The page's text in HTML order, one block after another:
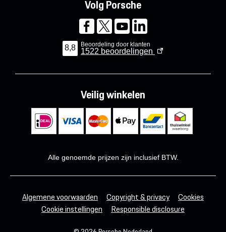
Volg Porsche
8,8 Beoordeling door klanten
1522 beoordelingen
Veilig winkelen
Alle genoemde prijzen zijn inclusief BTW.
Algemene voorwaarden Copyright & privacy
Cookies
Cookie instellingen
Responsible disclosure